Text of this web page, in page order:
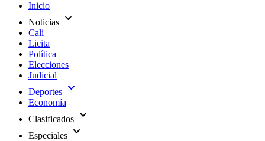
Inicio
Noticias expand_more
Cali
Licita
Política
Elecciones
Judicial
Deportes expand_more
Economía
Clasificados expand_more
Especiales expand_more